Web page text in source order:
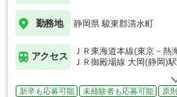
勤務地 静岡県 駿東郡清水町
アクセス
ＪＲ東海道本線(東京－熱
ＪＲ御殿場線 大岡(静岡)
新卒も応募可能 未経験者も応募可能
原